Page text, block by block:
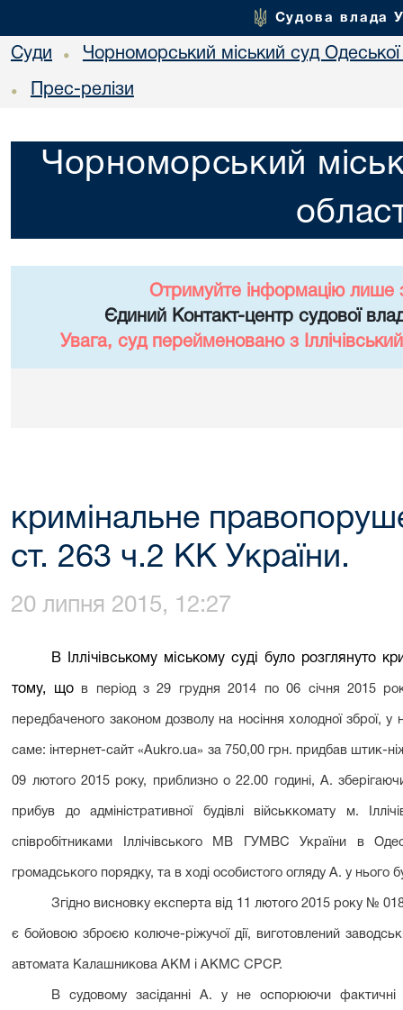
Судова влада
Суди • Чорноморський міський суд Одеської
• Прес-релізи
Чорноморський
Отримуйте інформацію лише
Єдиний Контакт-центр судової
Увага, суд перейменовано з
кримінальне
ст. 263 ч.2 КК України.
20 липня 2015, 12:27
В Іллічівському міському суді було розглянуто
тому, що в період з 29 грудня 2014 по 06 січня 2015
передбаченого законом дозволу на носіння холодної зброї,
саме: інтернет-сайт«Aukro.ua» за 750,00 грн. придбав штик-
09 лютого 2015 року, приблизно о 22.00 годині, А.
прибув до адміністративної будівлі військкомату м.
співробітниками Іллічівського MB ГУМВС України в
громадського порядку, та в ході особистого огляду А. у
Згідно висновку експерта від 11 лютого 2015 року №
є бойовою зброєю колюче-ріжучої дії, виготовлений
автомата Калашникова АКМ і АКМС СРСР.
В судовому засіданні А. у не оспорюючи фактичні